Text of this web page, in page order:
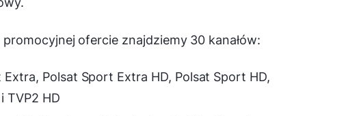
ofercie znajdziemy 30 kanałów:
Polsat Sport Extra HD, Polsat Sport HD,
TVP2 HD